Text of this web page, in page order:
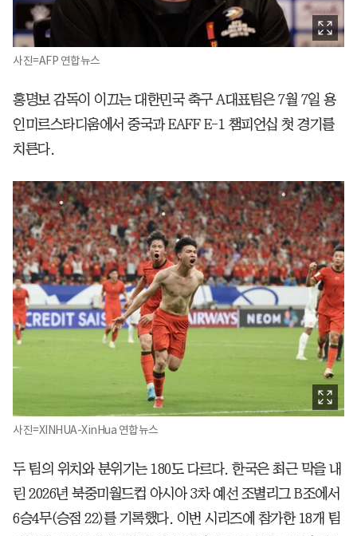
사진=AFP 연합뉴스
홍명보 감독이 이끄는 대한민국 축구 A대표팀은 7월 7일 용
인미르스타디움에서 중국과 EAFF E-1 챔피언십 첫 경기를
치른다.
사진=XINHUA-XinHua 연합뉴스
두 팀의 위치와 분위기는 180도 다르다. 한국은 최근 막을 내
린 2026년 북중미월드컵 아시아 3차 예선 조별리그 B조에서
6승4무(승점 22)를 기록했다. 이번 시리즈에 참가한 18개 팀